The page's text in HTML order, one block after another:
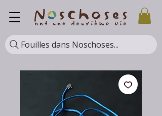
Fouilles dans Noschoses...